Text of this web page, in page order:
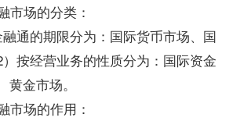
场的分类：
的期限分为：国际货币市场、国
按经营业务的性质分为：国际资金
金市场。
场的作用：